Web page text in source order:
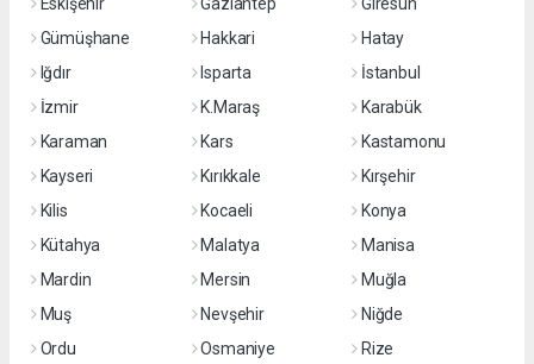
Eskişehir
Gaziantep
Giresun
Gümüşhane
Hakkari
Hatay
Iğdır
Isparta
İstanbul
İzmir
K.Maraş
Karabük
Karaman
Kars
Kastamonu
Kayseri
Kırıkkale
Kırşehir
Kilis
Kocaeli
Konya
Kütahya
Malatya
Manisa
Mardin
Mersin
Muğla
Muş
Nevşehir
Niğde
Ordu
Osmaniye Rize